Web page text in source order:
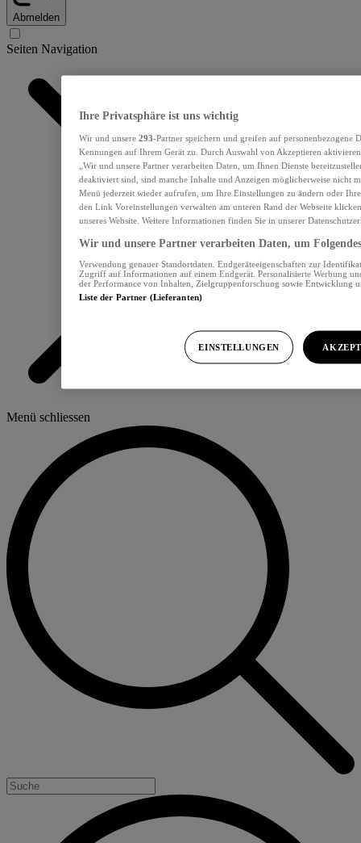
Abmelden
Seiten Navigation
Menü schliessen
Ihre Privatsphäre ist uns wichtig
Wir und unsere 293-Partner speichern und greifen auf personenbezogene
Kennungen auf Ihrem Gerät zu. Durch Auswahl von Akzeptieren
„Wir und unsere Partner verarbeiten Daten, um Ihnen Dienste
deaktiviert sind, sind manche Inhalte und Anzeigen möglicherweise nicht
Menü jederzeit wieder aufrufen, um Ihre Einstellungen zu ändern oder
den Link Voreinstellungen verwalten am unteren Rand der Webseite
unseres Website. Weitere Informationen finden Sie in unserer
Wir und unsere Partner verarbeiten Daten, um
Verwendung genauer Standortdaten. Endgeräteeigenschaften zur
Zugriff auf Informationen auf einem Endgerät. Personalisierte Werbung
der Performance von Inhalten, Zielgruppenforschung sowie Entwicklung
Liste der Partner (Lieferanten)
EINSTELLUNGEN